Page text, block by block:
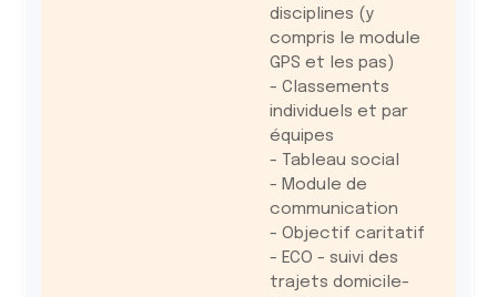
disciplines (y
compris le module
GPS et les pas)
- Classements
individuels et par
équipes
- Tableau social
- Module de
communication
- Objectif caritatif
- ECO - suivi des
trajets domicile-